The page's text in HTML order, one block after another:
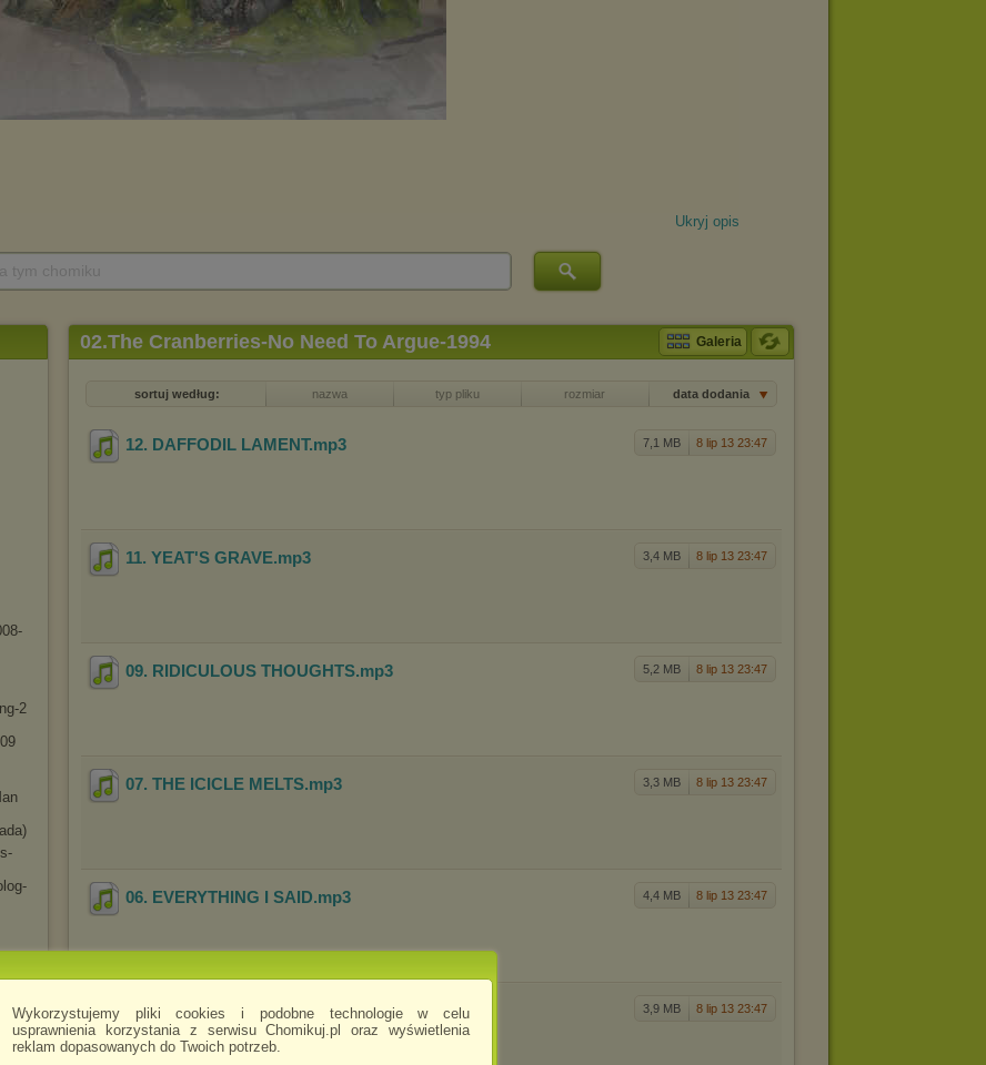
Wykorzystujemy pliki cookies i podobne technologie w celu
usprawnienia korzystania z serwisu Chomikuj.pl oraz wyświetlenia
reklam dopasowanych do Twoich potrzeb.
Ukryj opis
-
2
9
02.The Cranberries-No Need To Argue-1994 Galeria
sortuj według: nazwa typ pliku rozmiar data dodania
7,1 MB 8 lip 13 23:47
12. DAFFODIL LAMENT.mp3
3,4 MB 8 lip 13 23:47
11. YEAT'S GRAVE.mp3
5,2 MB 8 lip 13 23:47
09. RIDICULOUS THOUGHTS.mp3
3,3 MB 8 lip 13 23:47
07. THE ICICLE MELTS.mp3
4,4 MB 8 lip 13 23:47
06. EVERYTHING I SAID.mp3
3,9 MB 8 lip 13 23:47
05. EMPTY.mp3